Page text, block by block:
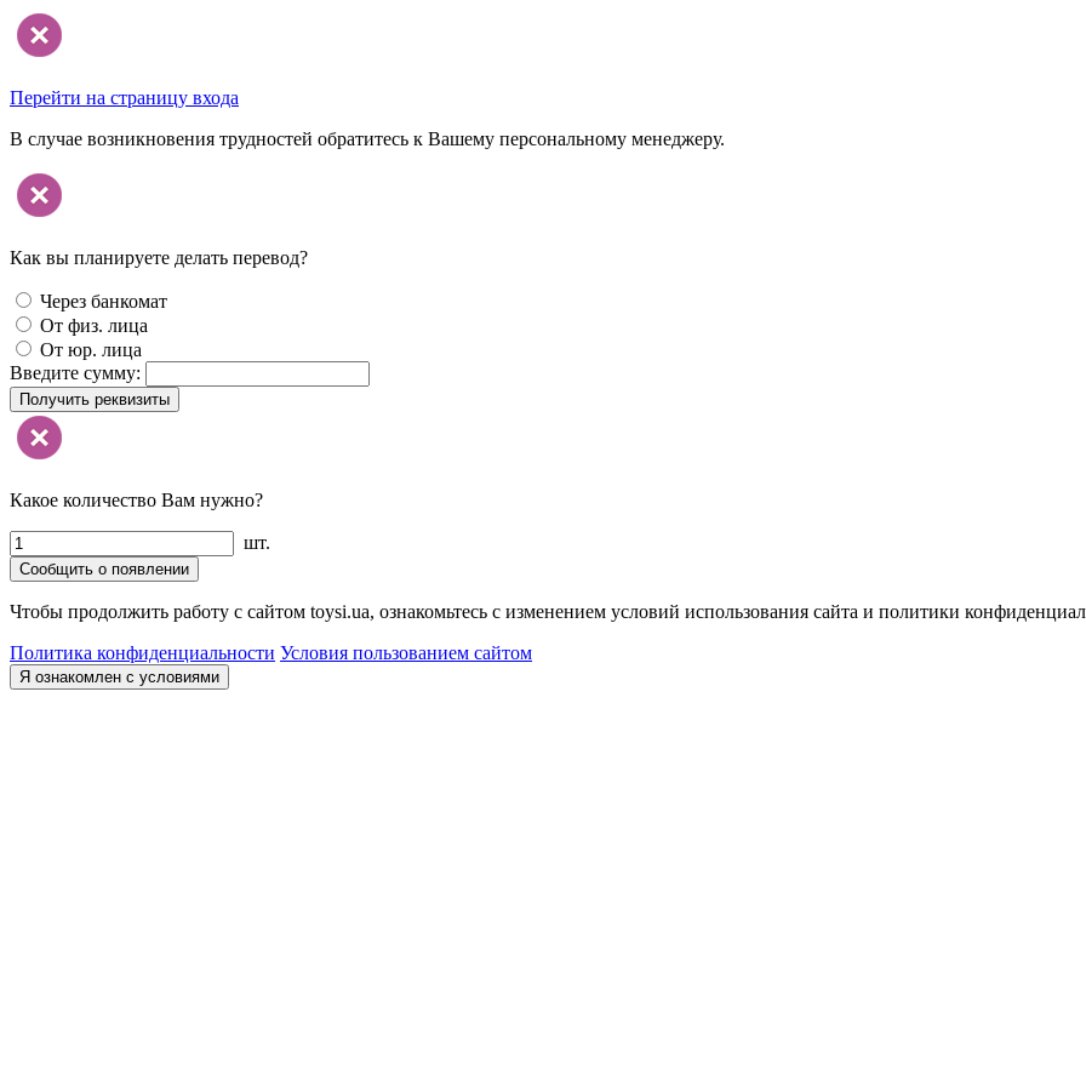
Перейти на страницу входа
В случае возникновения трудностей обратитесь к Вашему персональному менеджеру.
Как вы планируете делать перевод?
Через банкомат
От физ. лица
От юр. лица
Введите сумму:
Получить реквизиты
Какое количество Вам нужно?
шт.
Сообщить о появлении
Чтобы продолжить работу с сайтом toysi.ua, ознакомьтесь с изменением условий использования сайта и политики
Политика конфиденциальности Условия пользованием сайтом
Я ознакомлен с условиями